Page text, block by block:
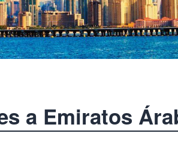
a Emiratos